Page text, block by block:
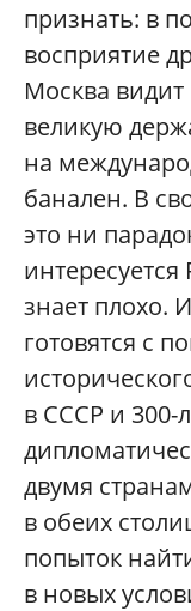
признать: в
восприятие
Москва
великую
на
банален. В
это ни
знает плохо.
готовятся с
в СССР и 300-
двумя
в обеих
попыток
в новых